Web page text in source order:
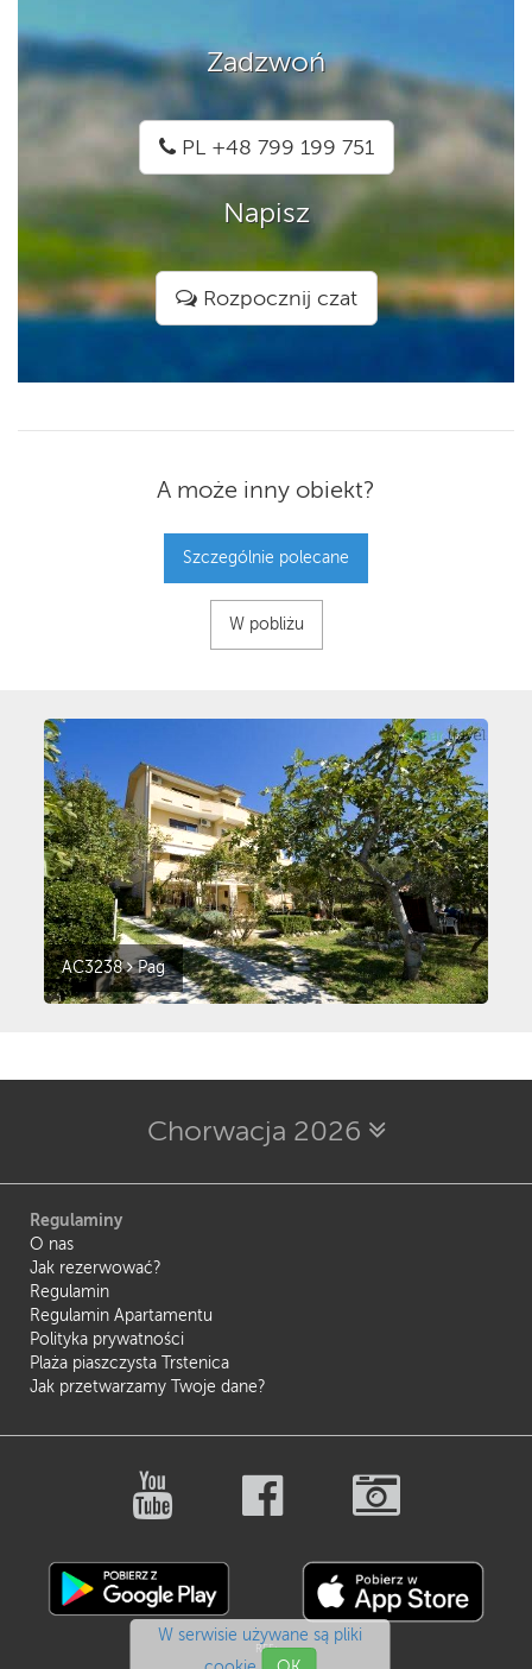
Zadzwoń
PL +48 799 199 751
Napisz
Rozpocznij czat
A może inny obiekt?
Szczególnie polecane
W pobliżu
AC3238 Pag
W serwisie używane są pliki
Chorwacja 2026
Regulaminy
O nas
Jak rezerwować?
Regulamin
Regulamin Apartamentu
Polityka prywatności
Plaża piaszczysta Trstenica
Jak przetwarzamy Twoje dane?
REF: